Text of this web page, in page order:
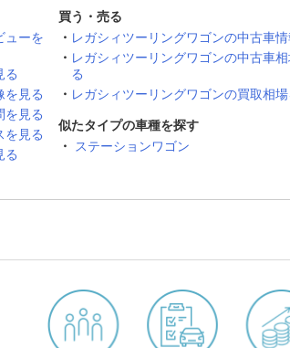
ューを
る
を見る
を見る
を見る
る
買う・売る
レガシィツーリングワゴンの中古車
レガシィツーリングワゴンの中古車
る
レガシィツーリングワゴンの買取相
似たタイプの車種を探す
ステーションワゴン